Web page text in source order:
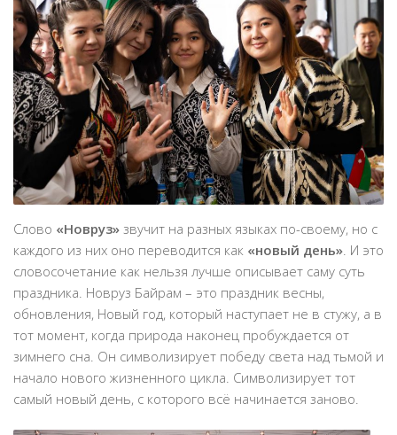
Слово «Новруз» звучит на разных языках по-своему, но с
каждого из них оно переводится как «новый день». И это
словосочетание как нельзя лучше описывает саму суть
праздника. Новруз Байрам – это праздник весны,
обновления, Новый год, который наступает не в стужу, а в
тот момент, когда природа наконец пробуждается от
зимнего сна. Он символизирует победу света над тьмой и
начало нового жизненного цикла. Символизирует тот
самый новый день, с которого всё начинается заново.